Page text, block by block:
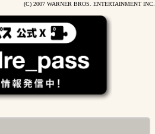
(C) 2007 WARNER BROS. ENTERTAINMENT INC.